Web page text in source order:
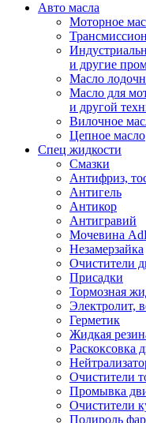
Авто масла
Моторное
и другие
Масло
Масло для
и другой
Вилочное
Цепное масло
Спец жидкости
Смазки
Антифриз,
Антигель
Антикор
Антигравий
Мочевина
Незамерзайка
Очистители
Присадки
Тормозная
Электролит,
Герметик
Жидкая
Раскоксовка
Очистители
Промывка
Очистители
Полироль фар